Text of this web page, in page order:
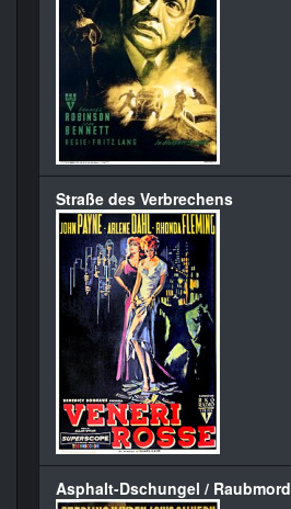
Straße des Verbrechens
Asphalt-Dschungel / Raubmord